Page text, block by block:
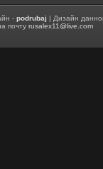
-podrubaj | Дизайн
почтуrusalex11@live.com